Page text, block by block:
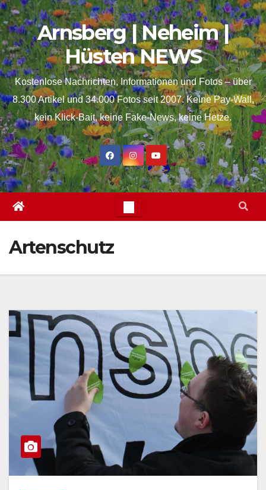
springen
Skip
to
content
Arnsberg | Neheim |
Hüsten NEWS
Kostenlose Nachrichten, Informationen und Fotos – über
8.300 Artikel und 34.000 Fotos seit 2007. Keine Pay-Wall,
kein Klick-Bait, keine Fake-News, keine Hetze.
Artenschutz